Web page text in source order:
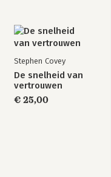
Stephen Covey
De snelheid van
vertrouwen
€ 25,00